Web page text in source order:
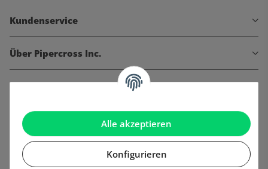
Alle akzeptieren
Konfigurieren
Kundenservice
Über Pipercross Inc.
Informationen
Gesetzliche Informationen